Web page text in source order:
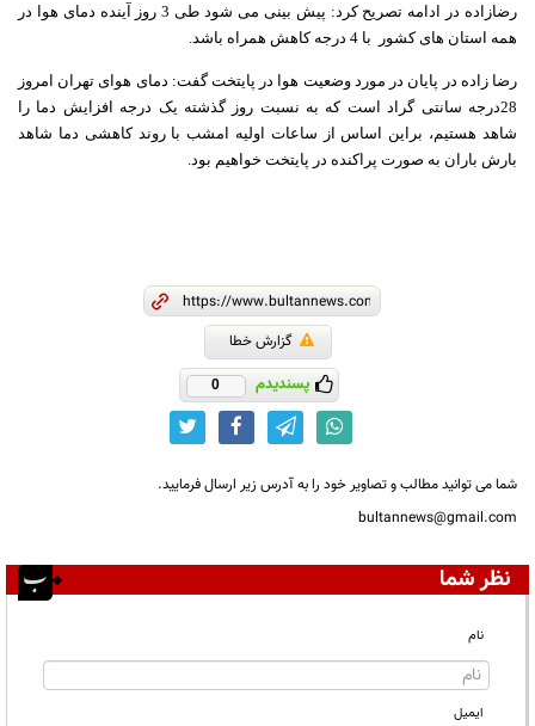
رضازاده در ادامه تصریح کرد:‌ پیش بینی می شود طی 3 روز آینده دمای هوا در
همه استان های کشور با 4 درجه کاهش همراه باشد.
رضا زاده در پایان در مورد وضعیت هوا در پایتخت گفت: دمای هوای تهران امروز
28درجه سانتی گراد است که به نسبت روز گذشته یک درجه افزایش دما را
شاهد هستیم، براین اساس از ساعات اولیه امشب با روند کاهشی دما شاهد
بارش باران به صورت پراکنده در پایتخت خواهیم بود.
گزارش خطا
پسندیدم 0
شما می توانید مطالب و تصاویر خود را به آدرس زیر ارسال فرمایید.
bultannews@gmail.com
نظر شما
نام
ایمیل